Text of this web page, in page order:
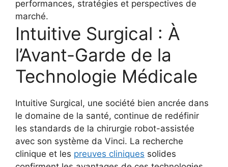
Intuitive Surgical : À
l’Avant-Garde de la
Technologie Médicale
Intuitive Surgical, une société bien ancrée dans
le domaine de la santé, continue de redéfinir
les standards de la chirurgie robot-assistée
avec son système da Vinci. La recherche
clinique et les preuves cliniques solides